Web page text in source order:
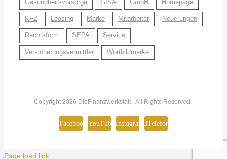
Gesundheitsvorsorge GISA GmbH Homepage
KFZ Leasing Marke Mitarbeiter Neuerungen
Rechtsform SEPA Service
Versicherungsvermittler Wortbildmarke
Copyright 2026 DieFinanzwerkstatt | All Rights Reserved
Facebook YouTube Instagram Telefon
Page load link